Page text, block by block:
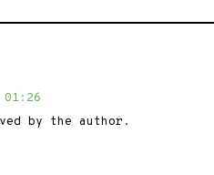
by the author.